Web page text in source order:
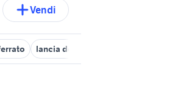
Vendi
lancia delta Marche